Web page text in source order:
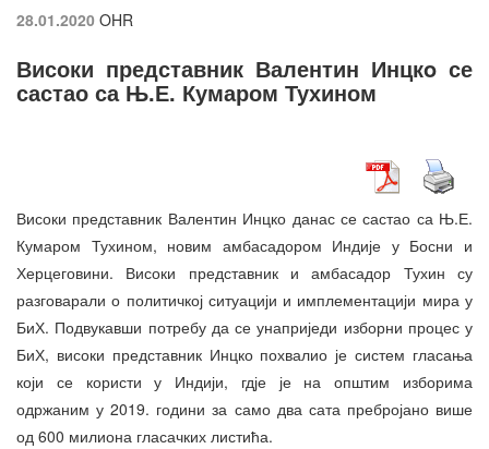
28.01.2020 OHR
Високи представник Валентин Инцкo се
састао са Њ.Е. Кумаром Тухином
Високи представник Валентин Инцко данас се састао са Њ.Е.
Кумаром Тухином, новим амбасадором Индије у Босни и
Херцеговини. Високи представник и амбасадор Тухин су
разговарали о политичкој ситуацији и имплементацији мира у
БиХ. Подвукавши потребу да се унаприједи изборни процес у
БиХ, високи представник Инцко похвалио је систем гласања
који се користи у Индији, гдје је на општим изборима
одржаним у 2019. години за само два сата пребројано више
од 600 милиона гласачких листића.